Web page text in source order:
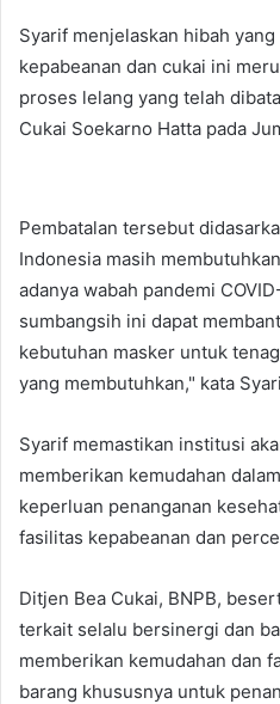
Syarif menjelaskan hibah
kepabeanan dan cukai ini
proses lelang yang telah
Cukai Soekarno Hatta pada
Pembatalan tersebut
Indonesia masih
adanya wabah pandemi
sumbangsih ini dapat
kebutuhan masker untuk
yang membutuhkan," kata
Syarif memastikan institusi
memberikan kemudahan
keperluan penanganan
fasilitas kepabeanan dan
Ditjen Bea Cukai, BNPB,
terkait selalu bersinergi dan
memberikan kemudahan dan
barang khususnya untuk